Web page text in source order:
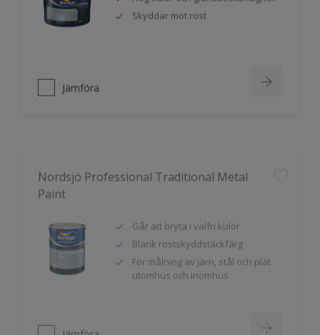
Skyddar mot rost
Jämföra
Paint
Blank rostskyddstäckfärg
För målning av järn, stål och plat
utomhus och inomhus